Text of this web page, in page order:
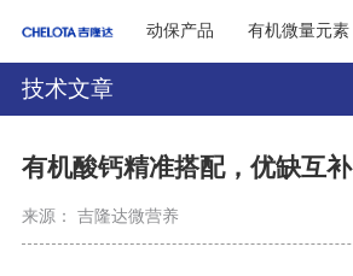
动保产品 有机微量元素
技术文章
有机酸钙精准搭配，优缺互补
来源： 吉隆达微营养